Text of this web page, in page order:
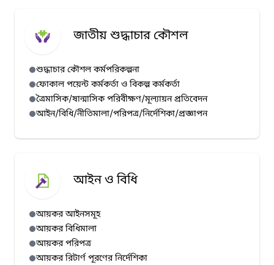
জাতীয় শুদ্ধাচার কৌশল
শুদ্ধাচার কৌশল কর্মপরিকল্পনা
ফোকাল পয়েন্ট কর্মকর্তা ও বিকল্প কর্মকর্তা
ত্রৈমাসিক/ষান্মাসিক পরিবীক্ষণ/মূল্যায়ন প্রতিবেদন
আইন/বিধি/নীতিমালা/পরিপত্র/নির্দেশিকা/প্রজ্ঞাপন
আইন ও বিধি
আয়কর আইনসমূহ
আয়কর বিধিমালা
আয়কর পরিপত্র
আয়কর রিটার্ণ পূরণের নির্দেশিকা